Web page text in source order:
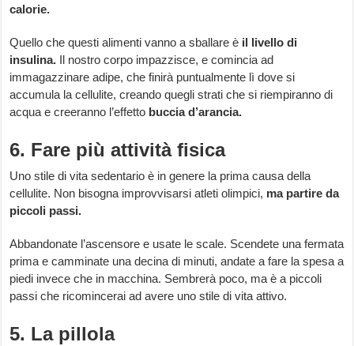
calorie.
Quello che questi alimenti vanno a sballare è il livello di
insulina. Il nostro corpo impazzisce, e comincia ad
immagazzinare adipe, che finirà puntualmente lì dove si
accumula la cellulite, creando quegli strati che si riempiranno di
acqua e creeranno l’effetto buccia d’arancia.
6. Fare più attività fisica
Uno stile di vita sedentario è in genere la prima causa della
cellulite. Non bisogna improvvisarsi atleti olimpici, ma partire da
piccoli passi.
Abbandonate l’ascensore e usate le scale. Scendete una fermata
prima e camminate una decina di minuti, andate a fare la spesa a
piedi invece che in macchina. Sembrerà poco, ma è a piccoli
passi che ricomincerai ad avere uno stile di vita attivo.
5. La pillola